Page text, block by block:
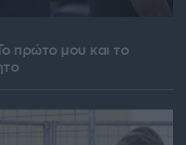
πρώτο μου και το